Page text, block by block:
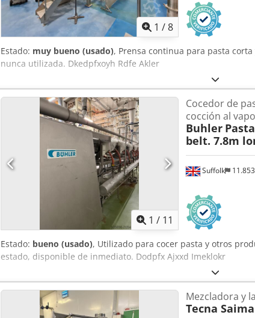
1 /8
Estado: muy bueno (usado), Prensa continua para pasta
nunca utilizada. Dkedpfxoyh Rdfe Akler
1 / 11
Suffolk
Cocedor de
cocción al
Buhler
belt. 7.8m
Estado: bueno (usado), Utilizado para cocer pasta y otros
estado, disponible de inmediato. Dodpfx Ajxxd Imeklokr
Mezcladora y
Tecna